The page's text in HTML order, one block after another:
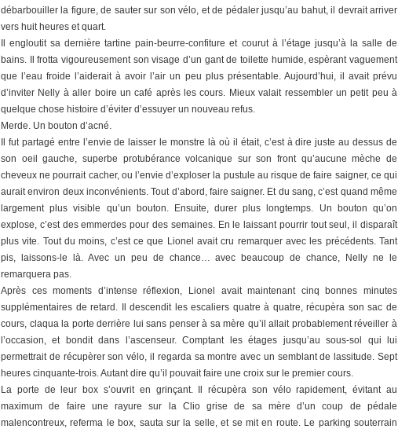
débarbouiller la figure, de sauter sur son vélo, et de pédaler jusqu’au bahut, il devrait arriver
vers huit heures et quart.
Il engloutit sa dernière tartine pain-beurre-confiture et courut à l’étage jusqu’à la salle de
bains. Il frotta vigoureusement son visage d’un gant de toilette humide, espèrant vaguement
que l’eau froide l’aiderait à avoir l’air un peu plus présentable. Aujourd’hui, il avait prévu
d’inviter Nelly à aller boire un café après les cours. Mieux valait ressembler un petit peu à
quelque chose histoire d’éviter d’essuyer un nouveau refus.
Merde. Un bouton d’acné.
Il fut partagé entre l’envie de laisser le monstre là où il était, c’est à dire juste au dessus de
son oeil gauche, superbe protubérance volcanique sur son front qu’aucune mèche de
cheveux ne pourrait cacher, ou l’envie d’exploser la pustule au risque de faire saigner, ce qui
aurait environ deux inconvénients. Tout d’abord, faire saigner. Et du sang, c’est quand même
largement plus visible qu’un bouton. Ensuite, durer plus longtemps. Un bouton qu’on
explose, c’est des emmerdes pour des semaines. En le laissant pourrir tout seul, il disparaît
plus vite. Tout du moins, c’est ce que Lionel avait cru remarquer avec les précédents. Tant
pis, laissons-le là. Avec un peu de chance… avec beaucoup de chance, Nelly ne le
remarquera pas.
Après ces moments d’intense réflexion, Lionel avait maintenant cinq bonnes minutes
supplémentaires de retard. Il descendit les escaliers quatre à quatre, récupèra son sac de
cours, claqua la porte derrière lui sans penser à sa mère qu’il allait probablement réveiller à
l’occasion, et bondit dans l’ascenseur. Comptant les étages jusqu’au sous-sol qui lui
permettrait de récupèrer son vélo, il regarda sa montre avec un semblant de lassitude. Sept
heures cinquante-trois. Autant dire qu’il pouvait faire une croix sur le premier cours.
La porte de leur box s’ouvrit en grinçant. Il récupèra son vélo rapidement, évitant au
maximum de faire une rayure sur la Clio grise de sa mère d’un coup de pédale
malencontreux, referma le box, sauta sur la selle, et se mit en route. Le parking souterrain